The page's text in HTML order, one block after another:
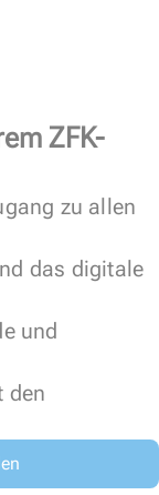
ZFK-
zu allen
das digitale
und
den